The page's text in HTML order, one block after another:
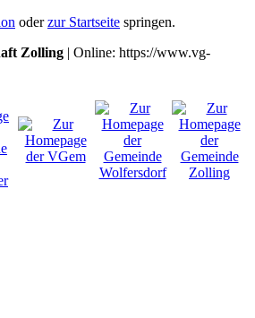
oderzur Startseite springen.
Zolling | Online: https://www.vg-